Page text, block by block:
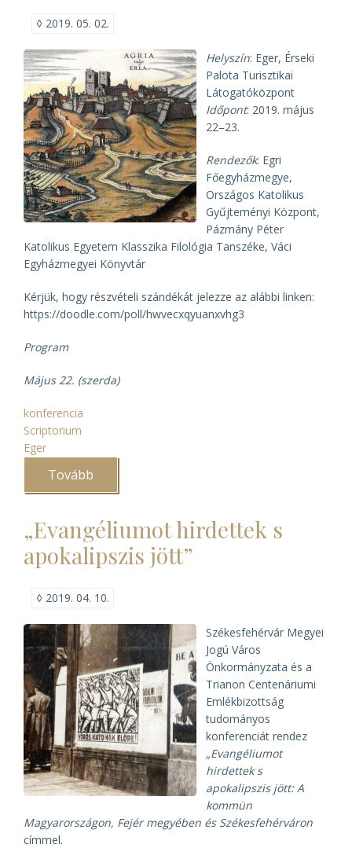
◊ 2019. 05. 02.
Helyszín: Eger, Érseki
Palota Turisztikai
Látogatóközpont
Időpont: 2019. május
22–23.
Rendezők: Egri
Főegyházmegye,
Országos Katolikus
Gyűjteményi Központ,
Pázmány Péter
Katolikus Egyetem Klasszika Filológia Tanszéke, Váci
Egyházmegyei Könyvtár
Kérjük, hogy részvételi szándékát jelezze az alábbi linken:
https://doodle.com/poll/hwvecxqyuanxvhg3
Program
Május 22. (szerda)
konferencia
Scriptorium
Eger
Tovább
konferencia)
„Evangéliumot hirdettek s
apokalipszis jött”
◊ 2019. 04. 10.
Székesfehérvár Megyei
Jogú Város
Önkormányzata és a
Trianon Centenáriumi
Emlékbizottság
tudományos
konferenciát rendez
„Evangéliumot
hirdettek s
apokalipszis jött: A
kommün
Magyarországon, Fejér megyében és Székesfehérváron
címmel.